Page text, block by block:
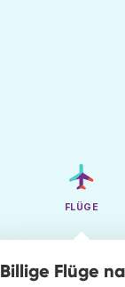
FLÜGE
Billige Flüge